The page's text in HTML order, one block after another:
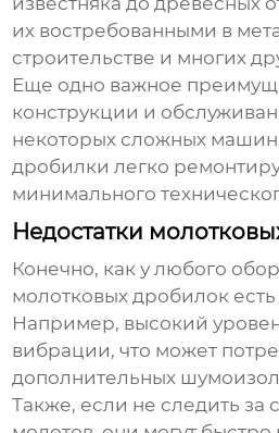
их востребованными в
строительстве и многих
Еще одно важное
конструкции и
некоторых сложных
дробилки легко
минимального
Недостатки
Конечно, как у любого
молотковых дробилок
Например, высокий
вибрации, что может
дополнительных
Также, если не следить за